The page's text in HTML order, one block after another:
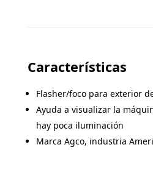
Características
Flasher/foco para exterior
Ayuda a visualizar la
hay poca iluminación
Marca Agco, industria